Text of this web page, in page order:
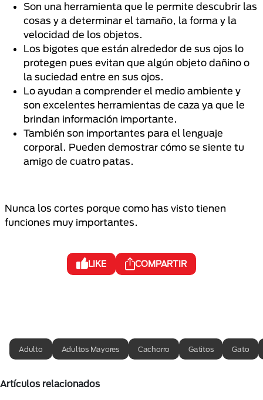
Son una herramienta que le permite descubrir las
cosas y a determinar el tamaño, la forma y la
velocidad de los objetos.
Los bigotes que están alrededor de sus ojos lo
protegen pues evitan que algún objeto dañino o
la suciedad entre en sus ojos.
Lo ayudan a comprender el medio ambiente y
son excelentes herramientas de caza ya que le
brindan información importante.
También son importantes para el lenguaje
corporal. Pueden demostrar cómo se siente tu
amigo de cuatro patas.
Nunca los cortes porque como has visto tienen
funciones muy importantes.
LIKE COMPARTIR
Adulto Adultos Mayores Cachorro Gatitos Gato
Artículos relacionados